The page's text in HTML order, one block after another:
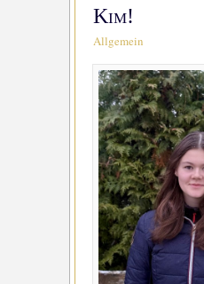
Kim!
Allgemein